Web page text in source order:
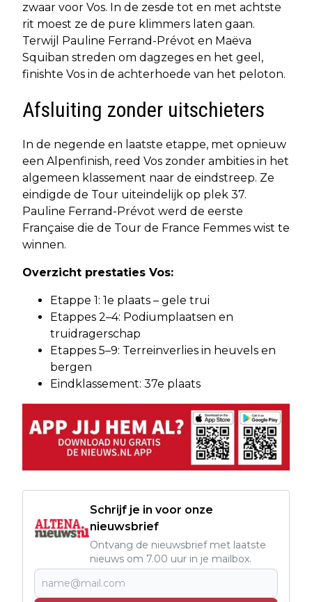
zwaar voor Vos. In de zesde tot en met achtste
rit moest ze de pure klimmers laten gaan.
Terwijl Pauline Ferrand-Prévot en Maëva
Squiban streden om dagzeges en het geel,
finishte Vos in de achterhoede van het peloton.
Afsluiting zonder uitschieters
In de negende en laatste etappe, met opnieuw
een Alpenfinish, reed Vos zonder ambities in het
algemeen klassement naar de eindstreep. Ze
eindigde de Tour uiteindelijk op plek 37.
Pauline Ferrand-Prévot werd de eerste
Française die de Tour de France Femmes wist te
winnen.
Overzicht prestaties Vos:
Etappe 1: 1e plaats – gele trui
Etappes 2–4: Podiumplaatsen en
truidragerschap
Etappes 5–9: Terreinverlies in heuvels en
bergen
Eindklassement: 37e plaats
Schrijf je in voor onze
nieuwsbrief
Ontvang de nieuwsbrief met laatste
nieuws om 7.00 uur in je mailbox.